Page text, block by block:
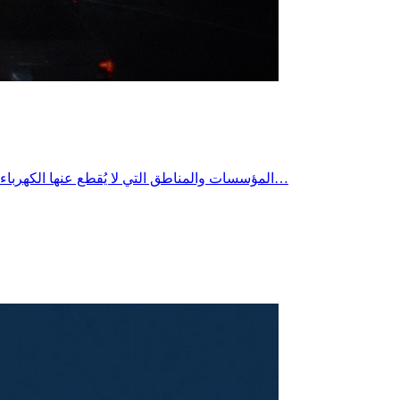
المؤسسات والمناطق التي لا يُقطع عنها الكهرباء في تونس هي المرافق الاستراتيجية والمنشآت الحيوية الكبرى، والتي تُستثنى كلياً من خطط تخفيف الأحمال أو "القطع الدوري" التي تعتمدها…